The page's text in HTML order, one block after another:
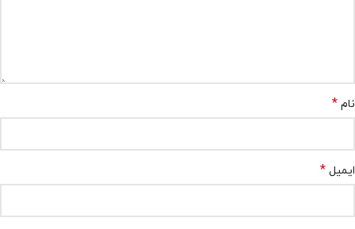
نام *
ایمیل *